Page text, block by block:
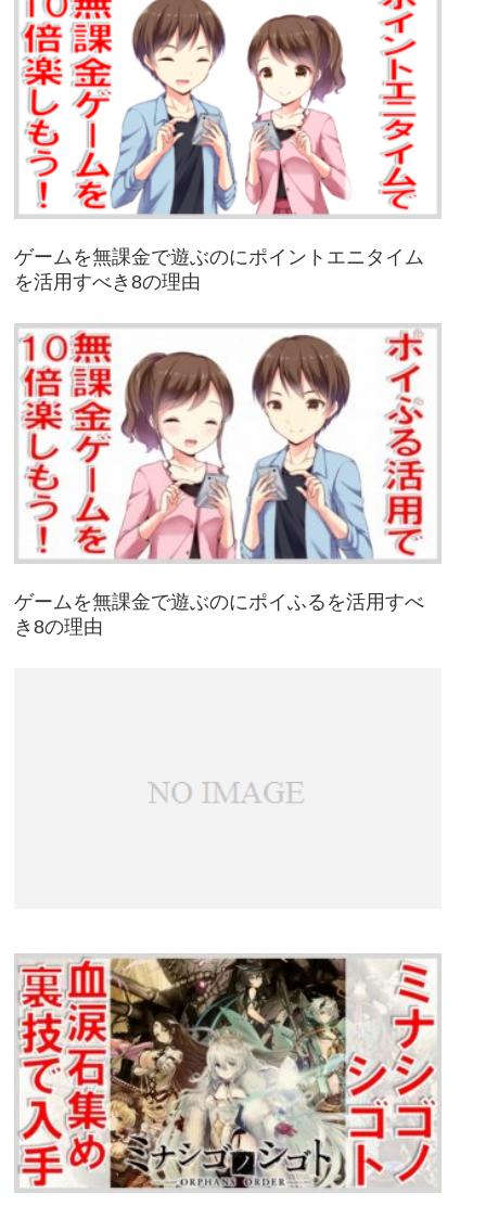
ゲームを無課金で遊ぶのにポイントエニタイム
を活用すべき8の理由
ゲームを無課金で遊ぶのにポイふるを活用すべ
き8の理由